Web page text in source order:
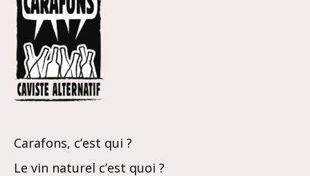
Carafons, c’est qui ?
Le vin naturel c’est quoi ?